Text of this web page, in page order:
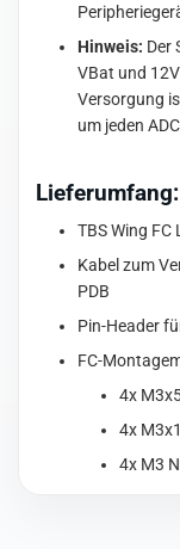
Hinweis: Der
VBat und
Versorgung
um jeden
Lieferumfang:
TBS Wing
Kabel zum
PDB
Pin-Header
FC-
4x
4x
4x M3